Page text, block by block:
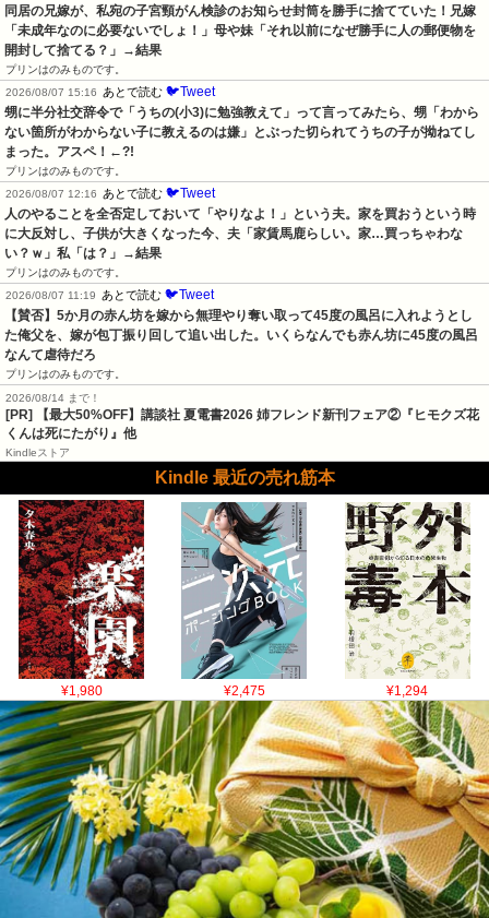
同居の兄嫁が、私宛の子宮頸がん検診のお知らせ封筒を勝手に捨てていた！兄嫁
「未成年なのに必要ないでしょ！」母や妹「それ以前になぜ勝手に人の郵便物を
開封して捨てる？」→結果
プリンはのみものです。
2026/08/07 15:16
あとで読む 🐦Tweet
甥に半分社交辞令で「うちの(小3)に勉強教えて」って言ってみたら、甥「わから
ない箇所がわからない子に教えるのは嫌」とぶった切られてうちの子が拗ねてし
まった。アスペ！←?!
プリンはのみものです。
2026/08/07 12:16
あとで読む 🐦Tweet
人のやることを全否定しておいて「やりなよ！」という夫。家を買おうという時
に大反対し、子供が大きくなった今、夫「家賃馬鹿らしい。家…買っちゃわな
い？ｗ」私「は？」→結果
プリンはのみものです。
2026/08/07 11:19
あとで読む 🐦Tweet
【賛否】5か月の赤ん坊を嫁から無理やり奪い取って45度の風呂に入れようとし
た俺父を、嫁が包丁振り回して追い出した。いくらなんでも赤ん坊に45度の風呂
なんて虐待だろ
プリンはのみものです。
2026/08/14 まで！
[PR] 【最大50%OFF】講談社 夏電書2026 姉フレンド新刊フェア②『ヒモクズ花
くんは死にたがり』他
Kindleストア
Kindle 最近の売れ筋本
¥1,980 ¥2,475 ¥1,294